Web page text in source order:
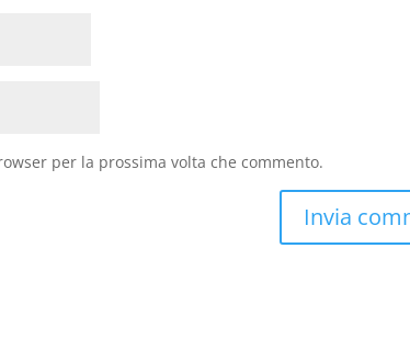
per la prossima volta che commento.